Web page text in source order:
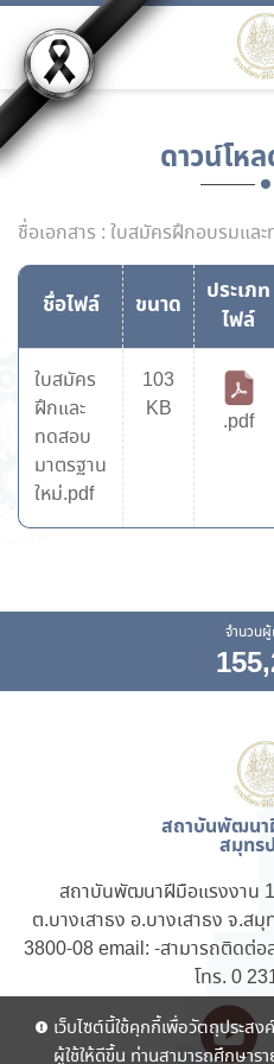
ดาวน์โห
ชื่อเอกสาร : ใบสมัครฝึกอบรมแล
ชื่อไฟล์ ขนาด
ประเภท
ไฟล์
ใบสมัคร
ฝึกและ
ทดสอบ
มาตรฐาน
ใหม่.pdf
103
KB
.pdf
จำนวนผู้
สถาบันพัฒนา
สมุทร
สถาบันพัฒนาฝีมือแรงงาน
ต.บางเสาธง อ.บางเสาธง จ.ส
3800-08 email: -สามารถติดต่อ
โทร. 0
เว็บไซต์นี้ใช้คุกกี้เพื่อวัตถุประส
ผู้ใช้ให้ดีขึ้น ท่านสามารถศึกษาร